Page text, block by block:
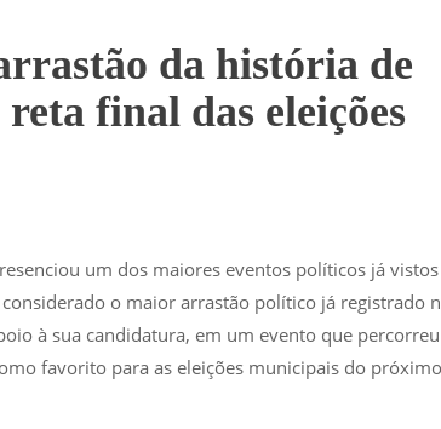
da história de
final das eleições
um dos maiores eventos políticos já vistos
o maior arrastão político já registrado
à sua candidatura, em um evento que percorreu
favorito para as eleições municipais do próximo